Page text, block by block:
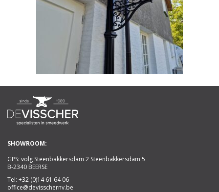
SHOWROOM:
GPS: volg Steenbakkersdam 2 Steenbakkersdam 5
B-2340 BEERSE
Tel: +32 (0)14 61 64 06
office@devisschernv.be